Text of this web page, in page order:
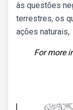
às questões
terrestres, os
ações naturais,.
For more